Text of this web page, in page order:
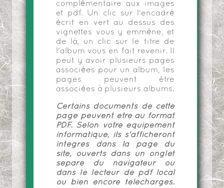
complémentaire aux images
et pdf. Un clic sur l'encadré
écrit en vert au dessus des
vignettes vous y emmène, et
de là, un clic sur le titre de
l'album vous en fait revenir. Il
peut y avoir plusieurs pages
associées pour un album, les
pages peuvent être
associées à plusieurs albums.
Certains documents de cette
page peuvent être au format
PDF. Selon votre équipement
informatique, ils s'afficheront
intégrés dans la page du
site, ouverts dans un onglet
séparé du navigateur ou
dans le lecteur de pdf local
ou bien encore téléchargés.